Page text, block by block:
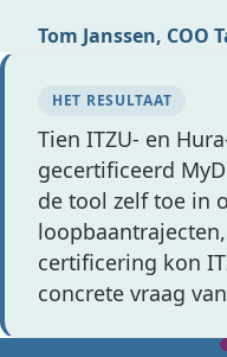
Tom Janssen, COO
HET RESULTAAT
Tien ITZU- en
gecertificeerd
de tool zelf toe in
certificering kon
concrete vraag